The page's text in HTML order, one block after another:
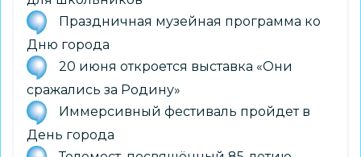
Праздничная музейная программа ко
Дню города
20 июня откроется выставка «Они
сражались за Родину»
Иммерсивный фестиваль пройдет в
День города